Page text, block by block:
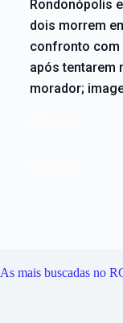
Rondonópolis
dois morrem
confronto com
após tentarem
morador;
As mais buscadas no